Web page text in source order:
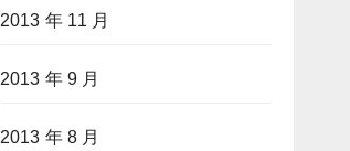
2013 年 11 月
2013 年 9 月
2013 年 8 月